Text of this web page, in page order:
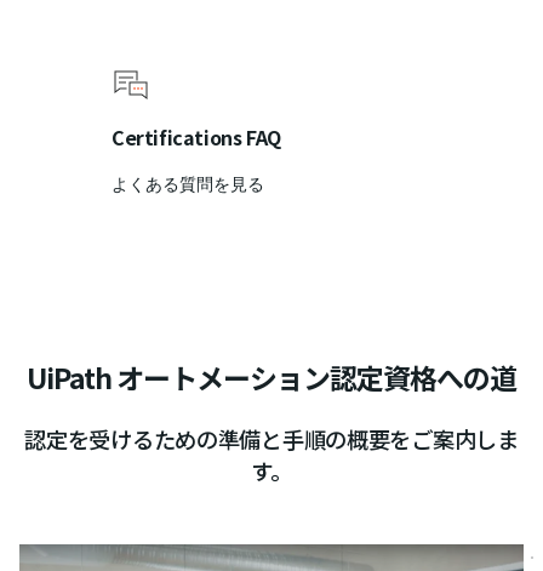
Certifications FAQ
よくある質問を見る
UiPath オートメーション認定資格への道
認定を受けるための準備と手順の概要をご案内しま
す。